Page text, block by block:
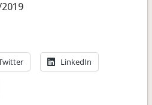
LinkedIn